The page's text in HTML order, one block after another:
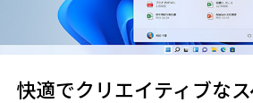
快適でクリエイティブな